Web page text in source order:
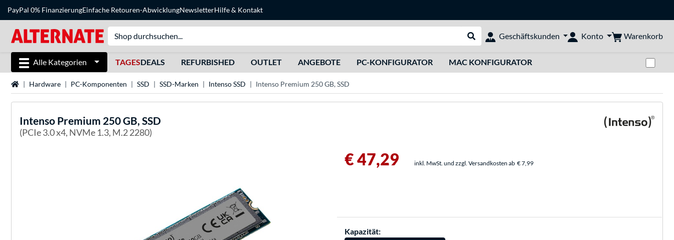
PayPal 0% FinanzierungEinfache Retouren-AbwicklungNewsletterHilfe& Kontakt
Suche durchführen
Geschäftskunden Konto Warenkorb
Alle Kategorien TAGESDEALS REFURBISHED OUTLET ANGEBOTE PC-KONFIGURATOR MAC KONFIGURATOR
StartseiteHardware PC-Komponenten SSD SSD-Marken Intenso SSD Intenso Premium 250 GB, SSD
Intenso Premium 250 GB, SSD
(PCIe 3.0 x4, NVMe 1.3, M.2 2280)
€ 47,29 inkl. MwSt. und zzgl. Versandkosten ab € 7,99
Kapazität: